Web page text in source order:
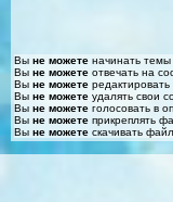
Вы не можете начинать темы
Вы не можете отвечать на
Вы не можете
Вы не можете удалять свои
Вы не можете голосовать в
Вы не можете прикреплять
Вы не можете скачивать